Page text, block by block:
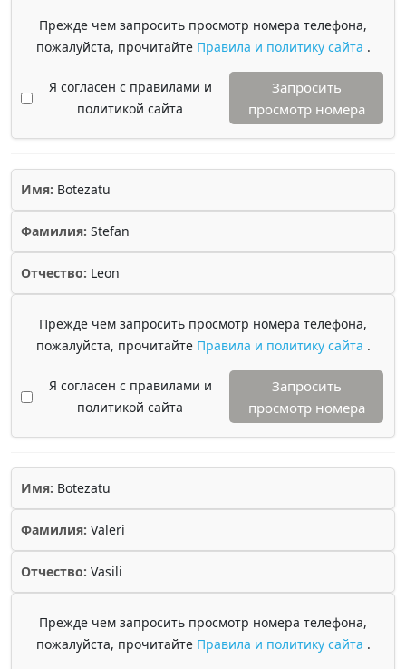
Прежде чем запросить просмотр номера телефона,
пожалуйста, прочитайте Правила и политику сайта .
Я согласен с правилами и
политикой сайта
Запросить
просмотр номера
Имя: Botezatu
Фамилия: Stefan
Отчество: Leon
Прежде чем запросить просмотр номера телефона,
пожалуйста, прочитайте Правила и политику сайта .
Я согласен с правилами и
политикой сайта
Запросить
просмотр номера
Имя: Botezatu
Фамилия: Valeri
Отчество: Vasili
Прежде чем запросить просмотр номера телефона,
пожалуйста, прочитайте Правила и политику сайта .